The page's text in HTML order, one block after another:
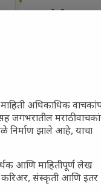
(0%, 3
तटस्थ(0%, 3 Votes)
अधिकाधिक
जगभरातील मराठी
झाले आहे, याचा
आणि माहितीपूर्ण लेख
करिअर, संस्कृती आणि इतर